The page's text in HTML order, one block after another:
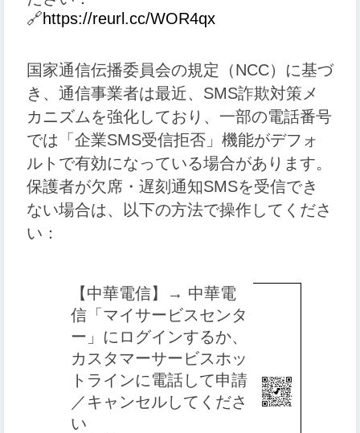
🔗https://reurl.cc/WOR4qx
国家通信伝播委員会の規定（NCC）に基づ
き、通信事業者は最近、SMS詐欺対策メ
カニズムを強化しており、一部の電話番号
では「企業SMS受信拒否」機能がデフォ
ルトで有効になっている場合があります。
保護者が欠席・遅刻通知SMSを受信でき
ない場合は、以下の方法で操作してくださ
い：
【中華電信】→ 中華電
信「マイサービスセンタ
ー」にログインするか、
カスタマーサービスホッ
トラインに電話して申請
／キャンセルしてくださ
い